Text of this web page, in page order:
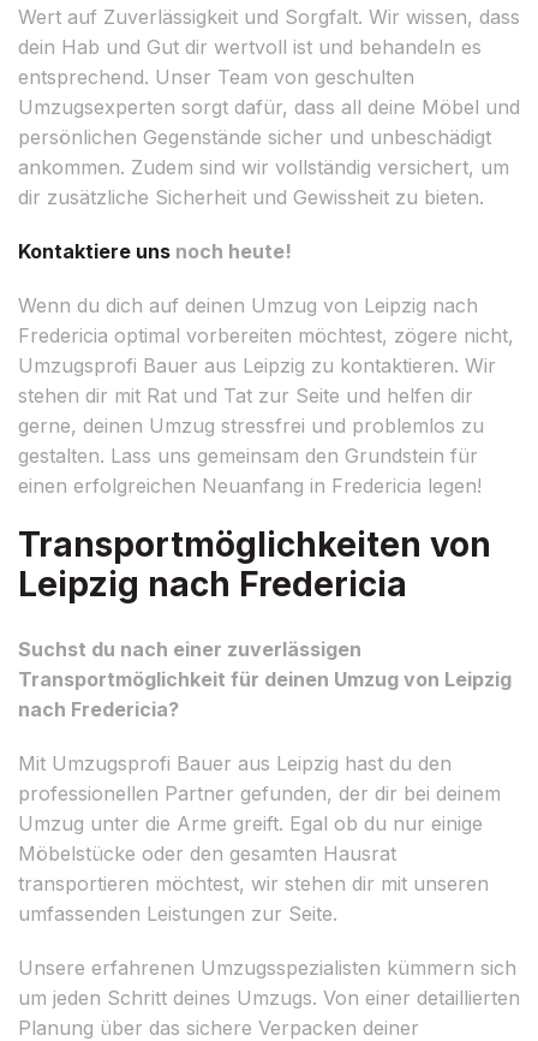
Wert auf Zuverlässigkeit und Sorgfalt. Wir wissen, dass
dein Hab und Gut dir wertvoll ist und behandeln es
entsprechend. Unser Team von geschulten
Umzugsexperten sorgt dafür, dass all deine Möbel und
persönlichen Gegenstände sicher und unbeschädigt
ankommen. Zudem sind wir vollständig versichert, um
dir zusätzliche Sicherheit und Gewissheit zu bieten.
Kontaktiere uns noch heute!
Wenn du dich auf deinen Umzug von Leipzig nach
Fredericia optimal vorbereiten möchtest, zögere nicht,
Umzugsprofi Bauer aus Leipzig zu kontaktieren. Wir
stehen dir mit Rat und Tat zur Seite und helfen dir
gerne, deinen Umzug stressfrei und problemlos zu
gestalten. Lass uns gemeinsam den Grundstein für
einen erfolgreichen Neuanfang in Fredericia legen!
Transportmöglichkeiten von
Leipzig nach Fredericia
Suchst du nach einer zuverlässigen
Transportmöglichkeit für deinen Umzug von Leipzig
nach Fredericia?
Mit Umzugsprofi Bauer aus Leipzig hast du den
professionellen Partner gefunden, der dir bei deinem
Umzug unter die Arme greift. Egal ob du nur einige
Möbelstücke oder den gesamten Hausrat
transportieren möchtest, wir stehen dir mit unseren
umfassenden Leistungen zur Seite.
Unsere erfahrenen Umzugsspezialisten kümmern sich
um jeden Schritt deines Umzugs. Von einer detaillierten
Planung über das sichere Verpacken deiner